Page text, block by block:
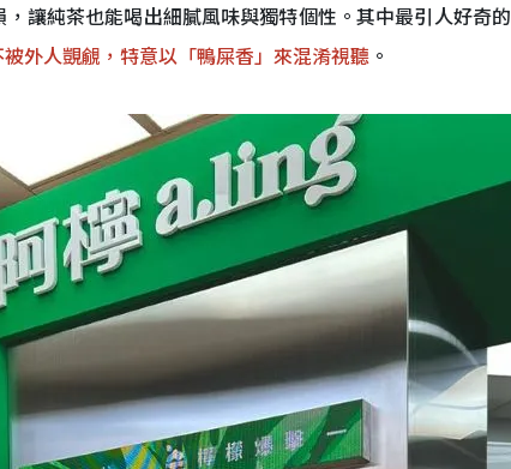
，讓純茶也能喝出細膩風味與獨特個性。其中最引人好奇的
外人覬覦，特意以「鴨屎香」來混淆視聽 。